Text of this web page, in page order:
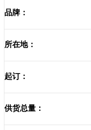
品牌：
所在地：
起订：
供货总量：